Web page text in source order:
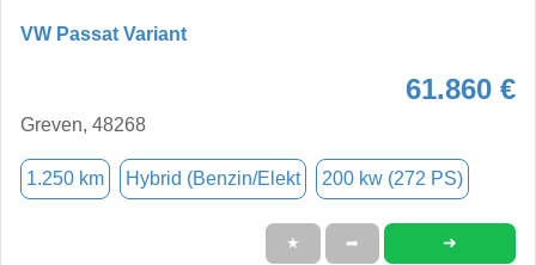
VW Passat Variant
61.860 €
Greven, 48268
1.250 km Hybrid (Benzin/Elekt 200 kw (272 PS)
★ ➦ ➜